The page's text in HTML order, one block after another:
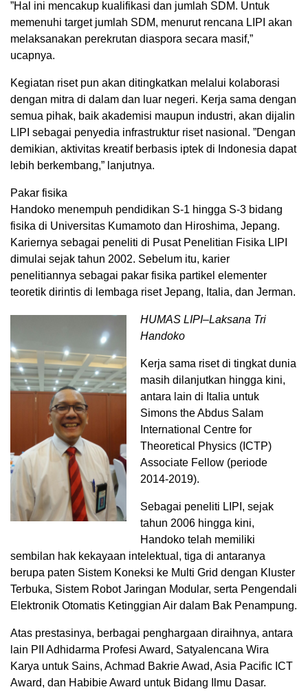
”Hal ini mencakup kualifikasi dan jumlah SDM. Untuk
memenuhi target jumlah SDM, menurut rencana LIPI akan
melaksanakan perekrutan diaspora secara masif,”
ucapnya.
Kegiatan riset pun akan ditingkatkan melalui kolaborasi
dengan mitra di dalam dan luar negeri. Kerja sama dengan
semua pihak, baik akademisi maupun industri, akan dijalin
LIPI sebagai penyedia infrastruktur riset nasional. ”Dengan
demikian, aktivitas kreatif berbasis iptek di Indonesia dapat
lebih berkembang,” lanjutnya.
Pakar fisika
Handoko menempuh pendidikan S-1 hingga S-3 bidang
fisika di Universitas Kumamoto dan Hiroshima, Jepang.
Kariernya sebagai peneliti di Pusat Penelitian Fisika LIPI
dimulai sejak tahun 2002. Sebelum itu, karier
penelitiannya sebagai pakar fisika partikel elementer
teoretik dirintis di lembaga riset Jepang, Italia, dan Jerman.
HUMAS LIPI–Laksana Tri
Handoko
Kerja sama riset di tingkat dunia
masih dilanjutkan hingga kini,
antara lain di Italia untuk
Simons the Abdus Salam
International Centre for
Theoretical Physics (ICTP)
Associate Fellow (periode
2014-2019).
Sebagai peneliti LIPI, sejak
tahun 2006 hingga kini,
Handoko telah memiliki
sembilan hak kekayaan intelektual, tiga di antaranya
berupa paten Sistem Koneksi ke Multi Grid dengan Kluster
Terbuka, Sistem Robot Jaringan Modular, serta Pengendali
Elektronik Otomatis Ketinggian Air dalam Bak Penampung.
Atas prestasinya, berbagai penghargaan diraihnya, antara
lain PII Adhidarma Profesi Award, Satyalencana Wira
Karya untuk Sains, Achmad Bakrie Awad, Asia Pacific ICT
Award, dan Habibie Award untuk Bidang Ilmu Dasar.